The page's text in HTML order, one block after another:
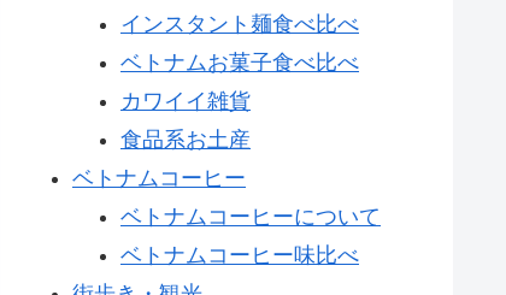
インスタント麺食べ比べ
ベトナムお菓子食べ比べ
カワイイ雑貨
食品系お土産
ベトナムコーヒー
ベトナムコーヒーについて
ベトナムコーヒー味比べ